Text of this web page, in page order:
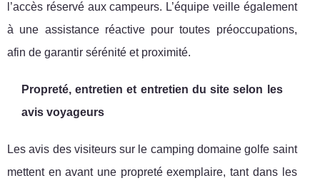
l’accès réservé aux campeurs. L’équipe veille également
à une assistance réactive pour toutes préoccupations,
afin de garantir sérénité et proximité.
Propreté, entretien et entretien du site selon les
avis voyageurs
Les avis des visiteurs sur le camping domaine golfe saint
mettent en avant une propreté exemplaire, tant dans les